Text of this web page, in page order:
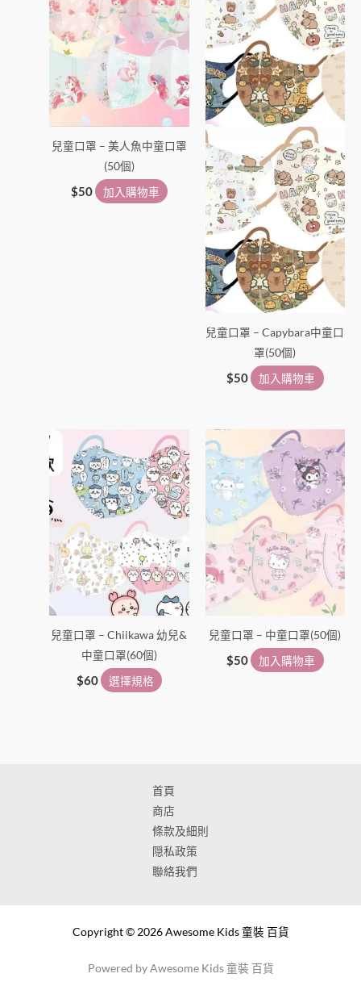
兒童口罩 – 美人魚中童口罩
(50個)
$50 加入購物車
兒童口罩 – Capybara中童口
罩(50個)
$50 加入購物車
兒童口罩 – Chiikawa 幼兒&
中童口罩(60個)
$60 選擇規格
此
產
品
有
多
種
款
式。
可
在
產
頁
兒童口罩 – 中童口罩(50個)
$50 加入購物車
首頁
商店
條款及細則
隠私政策
聯絡我們
Copyright © 2026 Awesome Kids 童裝 百貨
Powered by Awesome Kids 童裝 百貨